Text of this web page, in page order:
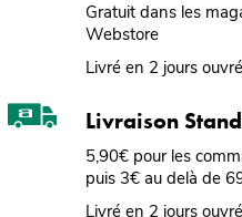
Gratuit dans les
Webstore
Livré en 2 jours
Livraison
5,90€ pour les
puis 3€ au delà de
Livré en 2 jours